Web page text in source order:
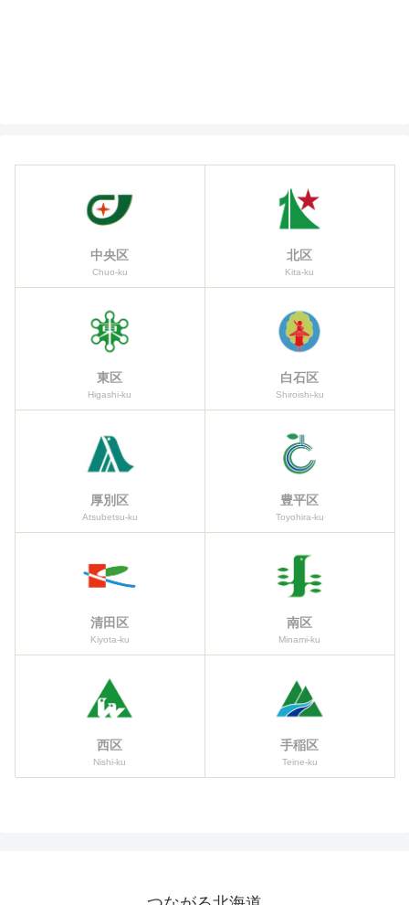
中央区
Chuo-ku
北区
Kita-ku
東区
Higashi-ku
白石区
Shiroishi-ku
厚別区
Atsubetsu-ku
豊平区
Toyohira-ku
清田区
Kiyota-ku
南区
Minami-ku
西区
Nishi-ku
手稲区
Teine-ku